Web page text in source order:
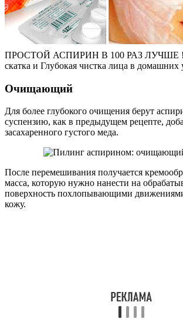
ПРОСТОЙ АСПИРИН В 100 РАЗ ЛУЧШЕ
скатка и Глубокая чистка лица в домашних
Очищающий
Для более глубокого очищения берут
суспензию, как в предыдущем рецепте,
засахаренного густого меда.
После перемешивания получается
масса, которую нужно нанести на
поверхность похлопывающими
кожу.